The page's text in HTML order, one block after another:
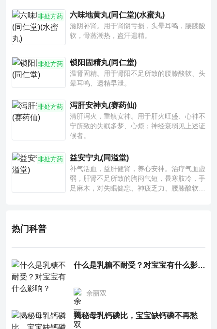
非处方药 六味地黄丸(同仁堂)(水蜜丸)
滋阴补肾。用于肾阴亏损，头晕耳鸣，腰膝酸
软，骨蒸潮热，盗汗遗精。
非处方药 锁阳固精丸(同仁堂)
温肾固精。用于肾阳不足所致的腰膝酸软、头
晕耳鸣、遗精早泄。
非处方药 泻肝安神丸(赛药仙)
清肝泻火，重镇安神。用于肝火旺盛、心神不
宁所致的失眠多梦、心烦；神经衰弱见上述证
候者。
非处方药 益安宁丸(同溢堂)
补气活血，益肝健肾，养心安神。治疗气血虚
弱，肝肾不足所致的胸闷气短，畏寒肢冷，手
足麻木，对失眠健忘、神疲乏力、腰膝酸软也
热门科普
什么是乳糖不耐受？对宝宝有什么影响？
余丽双
揭秘母乳钙磷比，宝宝缺钙磷不再愁